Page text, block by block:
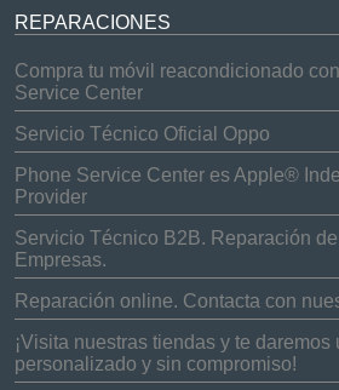
REPARACIONES
Compra tu móvil reacondicionado
Service Center
Servicio Técnico Oficial Oppo
Phone Service Center es Apple®
Provider
Servicio Técnico B2B. Reparación
Empresas.
Reparación online. Contacta con
¡Visita nuestras tiendas y te daremos
personalizado y sin compromiso!